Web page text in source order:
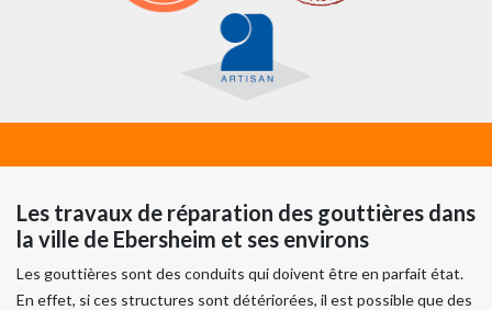
Les travaux de réparation des gouttières dans
la ville de Ebersheim et ses environs
Les gouttières sont des conduits qui doivent être en parfait état.
En effet, si ces structures sont détériorées, il est possible que des